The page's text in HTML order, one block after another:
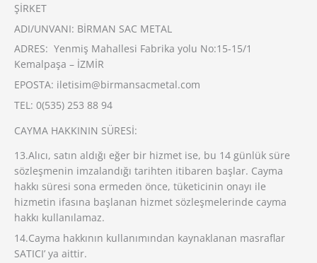
ŞİRKET
ADI/UNVANI: BİRMAN SAC METAL
ADRES: Yenmiş Mahallesi Fabrika yolu No:15-15/1
Kemalpaşa – İZMİR
EPOSTA: iletisim@birmansacmetal.com
TEL: 0(535) 253 88 94
CAYMA HAKKININ SÜRESİ:
13.Alıcı, satın aldığı eğer bir hizmet ise, bu 14 günlük süre
sözleşmenin imzalandığı tarihten itibaren başlar. Cayma
hakkı süresi sona ermeden önce, tüketicinin onayı ile
hizmetin ifasına başlanan hizmet sözleşmelerinde cayma
hakkı kullanılamaz.
14.Cayma hakkının kullanımından kaynaklanan masraflar
SATICI’ ya aittir.